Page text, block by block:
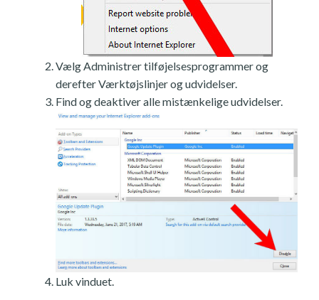
Vælg Administrer tilføjelsesprogrammer og
derefter Værktøjslinjer og udvidelser.
Find og deaktiver alle mistænkelige udvidelser.
Luk vinduet.